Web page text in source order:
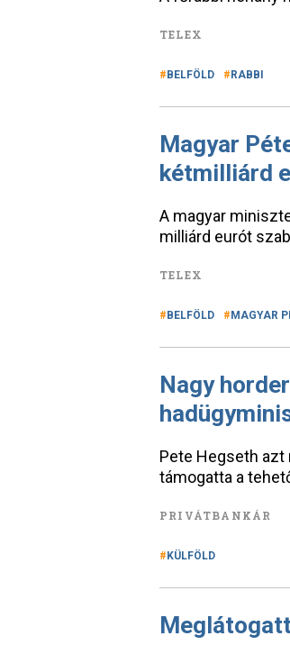
TELEX
BELFÖLD RABBI
Magyar
kétmilliárd
A magyar
milliárd eurót
TELEX
BELFÖLD MAGYAR
Nagy
Pete Hegseth azt
támogatta a
PRIVÁTBANKÁR
KÜLFÖLD